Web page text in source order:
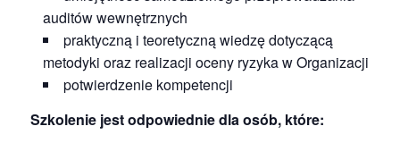
auditów wewnętrznych
praktyczną i teoretyczną wiedzę dotyczącą
metodyki oraz realizacji oceny ryzyka w Organizacji
potwierdzenie kompetencji
Szkolenie jest odpowiednie dla osób, które: